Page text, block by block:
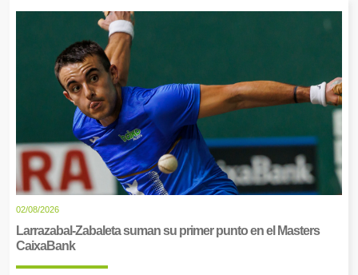
02/08/2026
Larrazabal-Zabaleta suman su primer punto en el Masters
CaixaBank